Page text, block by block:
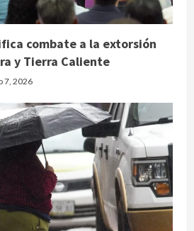
combate a la extorsión
y Tierra Caliente
7, 2026
y Perú restablecen
diplomáticas tras cuatro
de enfrentamientos